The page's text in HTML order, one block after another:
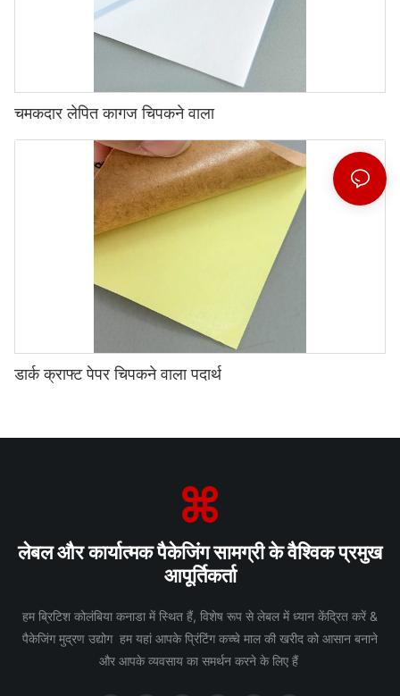
चमकदार लेपित कागज चिपकने वाला
डार्क क्राफ्ट पेपर चिपकने वाला पदार्थ
लेबल और कार्यात्मक पैकेजिंग सामग्री के वैश्विक प्रमुख
आपूर्तिकर्ता
हम ब्रिटिश कोलंबिया कनाडा में स्थित हैं, विशेष रूप से लेबल में ध्यान केंद्रित करें &
पैकेजिंग मुद्रण उद्योग हम यहां आपके प्रिंटिंग कच्चे माल की खरीद को आसान बनाने
और आपके व्यवसाय का समर्थन करने के लिए हैं